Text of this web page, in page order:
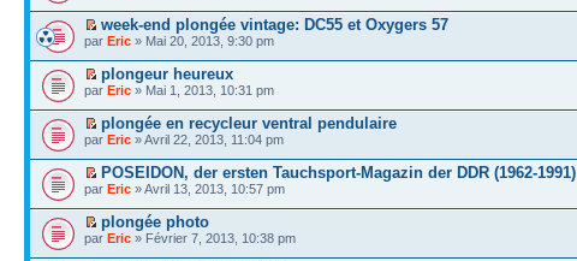
week-end plongée vintage: DC55 et Oxygers 57
par Eric » Mai 20, 2013, 9:30 pm
plongeur heureux
par Eric » Mai 1, 2013, 10:31 pm
plongée en recycleur ventral pendulaire
par Eric » Avril 22, 2013, 11:04 pm
POSEIDON, der ersten Tauchsport-Magazin der DDR (1962-1991)
par Eric » Avril 13, 2013, 10:57 pm
plongée photo
par Eric » Février 7, 2013, 10:38 pm